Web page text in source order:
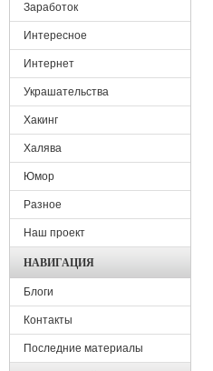
Заработок
Интересное
Интернет
Украшательства
Хакинг
Халява
Юмор
Разное
Наш проект
НАВИГАЦИЯ
Блоги
Контакты
Последние материалы